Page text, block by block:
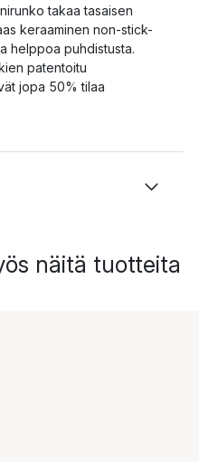
takaa tasaisen
keraaminen non-stick-
helppoa puhdistusta.
patentoitu
jopa 50% tilaa
näitä tuotteita